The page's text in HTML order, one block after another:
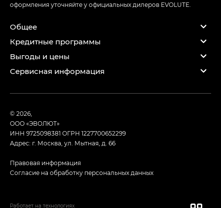
оформления уточняйте у официальных дилеров EVOLUTE.
Общее
Кредитные программы
Выгоды и цены
Сервисная информация
© 2026,
ООО «ЭВОЛЮТ»
ИНН 9725098381 ОГРН 1227700652299
Адрес: г. Москва, ул. Мытная, д. 66
Правовая информация
Согласие на обработку персональных данных
Работает на технологиях